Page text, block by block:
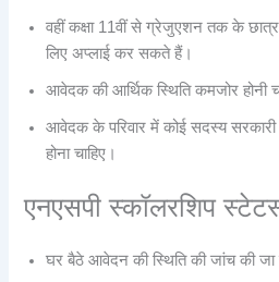
वहीं कक्षा 11वीं से ग्रेजुएशन तक के
लिए अप्लाई कर सकते हैं।
आवेदक की आर्थिक स्थिति कमजोर होनी
आवेदक के परिवार में कोई सदस्य सरकारी
होना चाहिए।
एनएसपी स्कॉलरशिप
घर बैठे आवेदन की स्थिति की जांच की